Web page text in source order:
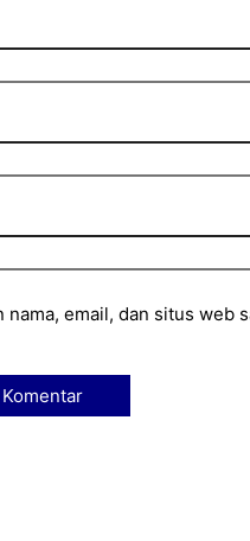
nama, email, dan situs web